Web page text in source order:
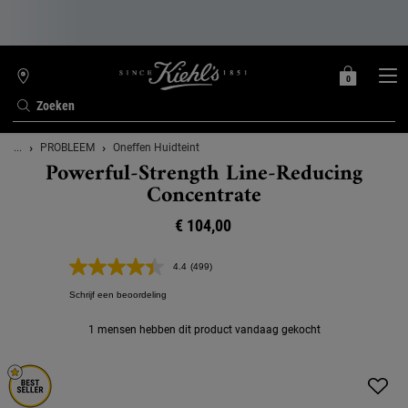
Zoeken
WINKELZOEKER
MIJN
0
0 PRODUCT
Hoofdinhoud
... PROBLEEM Oneffen Huidteint
Powerful-Strength Line-Reducing
Concentrate
€ 104,00
4.4 Lees
paginalink.
(499)
Schrijf een beoordeling
1 mensen hebben dit product vandaag gekocht